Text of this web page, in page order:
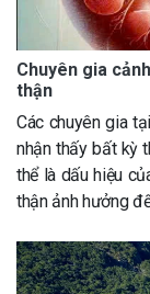
Chuyên gia
thận
Các chuyên gia
nhận thấy bất kỳ
thể là dấu hiệu
thận ảnh hưởng